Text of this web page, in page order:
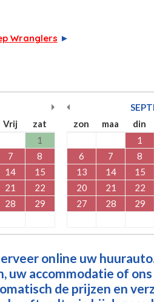
Wranglers ►
Vrij
zat
1
7
8
14
15
21
22
28
29
zon
maa din
1
6
7 8
13
14 15
20
21 22
27
28 29
online uw
uw accommodatie of
de prijzen en